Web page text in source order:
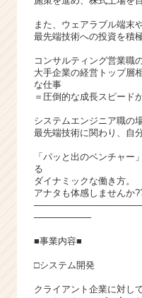
また、ウェアラブル端末
最先端技術への投資を積
コンサルティング営業職
大手企業の経営トップ層
な仕事
＝圧倒的な成長スピード
システムエンジニア職の場
最先端技術に関わり、自
「パッと出のベンチャー
る
ダイナミックな働き方。
アナタも体感しませんか
─────────
■事業内容■
□システム開発
クライアント企業に対して